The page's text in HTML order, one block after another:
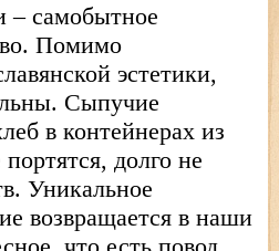
– самобытное
Помимо
эстетики,
Сыпучие
в контейнерах из
долго не
Уникальное
возвращается в наши